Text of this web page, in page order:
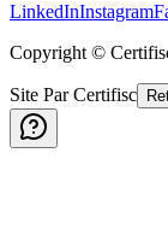
LinkedInInstagram
Copyright ©
Site Par Certifisc